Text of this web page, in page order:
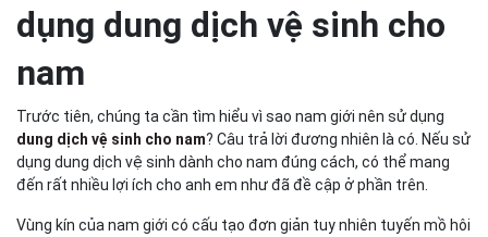
3.4 Dung dịch vệ sinh cho nam Loli & The Wolf
3.5 Dung dịch vệ sinh nam X2 Manly
Kết luận
dụng dung dịch vệ sinh cho
nam
Trước tiên, chúng ta cần tìm hiểu vì sao nam giới nên sử dụng
dung dịch vệ sinh cho nam? Câu trả lời đương nhiên là có. Nếu sử
dụng dung dịch vệ sinh dành cho nam đúng cách, có thể mang
đến rất nhiều lợi ích cho anh em như đã đề cập ở phần trên.
Vùng kín của nam giới có cấu tạo đơn giản tuy nhiên tuyến mồ hôi